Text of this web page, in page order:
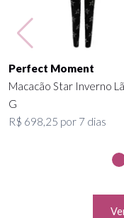
Perfect Moment
Macacão Star Inverno
G
R$ 698,25 por 7 dias